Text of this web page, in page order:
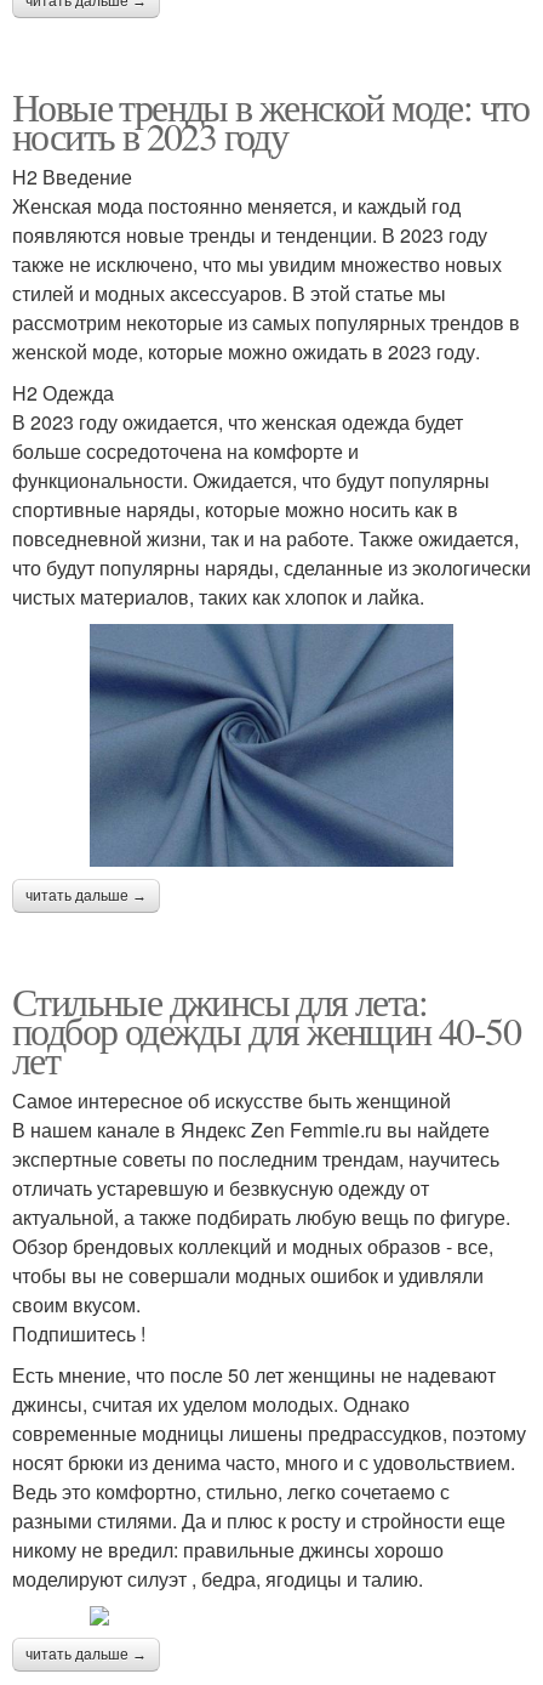
Новые тренды в женской моде: что
носить в 2023 году
H2 Введение
Женская мода постоянно меняется, и каждый год
появляются новые тренды и тенденции. В 2023 году
также не исключено, что мы увидим множество новых
стилей и модных аксессуаров. В этой статье мы
рассмотрим некоторые из самых популярных трендов в
женской моде, которые можно ожидать в 2023 году.
H2 Одежда
В 2023 году ожидается, что женская одежда будет
больше сосредоточена на комфорте и
функциональности. Ожидается, что будут популярны
спортивные наряды, которые можно носить как в
повседневной жизни, так и на работе. Также ожидается,
что будут популярны наряды, сделанные из экологически
чистых материалов, таких как хлопок и лайка.
читать дальше →
Стильные джинсы для лета:
подбор одежды для женщин 40-50
лет
Самое интересное об искусстве быть женщиной
В нашем канале в Яндекс Zen Femmie.ru вы найдете
экспертные советы по последним трендам, научитесь
отличать устаревшую и безвкусную одежду от
актуальной, а также подбирать любую вещь по фигуре.
Обзор брендовых коллекций и модных образов - все,
чтобы вы не совершали модных ошибок и удивляли
своим вкусом.
Подпишитесь !
Есть мнение, что после 50 лет женщины не надевают
джинсы, считая их уделом молодых. Однако
современные модницы лишены предрассудков, поэтому
носят брюки из денима часто, много и с удовольствием.
Ведь это комфортно, стильно, легко сочетаемо с
разными стилями. Да и плюс к росту и стройности еще
никому не вредил: правильные джинсы хорошо
моделируют силуэт , бедра, ягодицы и талию.
читать дальше →